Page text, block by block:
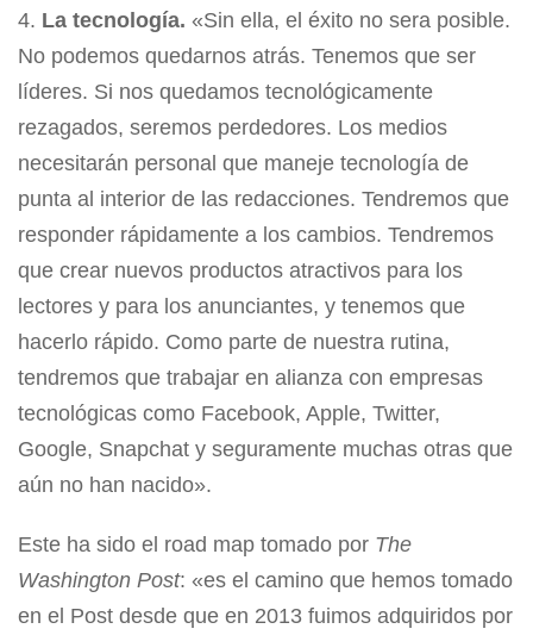
La tecnología. «Sin ella, el éxito no sera posible.
No podemos quedarnos atrás. Tenemos que ser
líderes. Si nos quedamos tecnológicamente
rezagados, seremos perdedores. Los medios
necesitarán personal que maneje tecnología de
punta al interior de las redacciones. Tendremos que
responder rápidamente a los cambios. Tendremos
que crear nuevos productos atractivos para los
lectores y para los anunciantes, y tenemos que
hacerlo rápido. Como parte de nuestra rutina,
tendremos que trabajar en alianza con empresas
tecnológicas como Facebook, Apple, Twitter,
Google, Snapchat y seguramente muchas otras que
aún no han nacido».
Este ha sido el road map tomado por The
Washington Post: «es el camino que hemos tomado
en el Post desde que en 2013 fuimos adquiridos por